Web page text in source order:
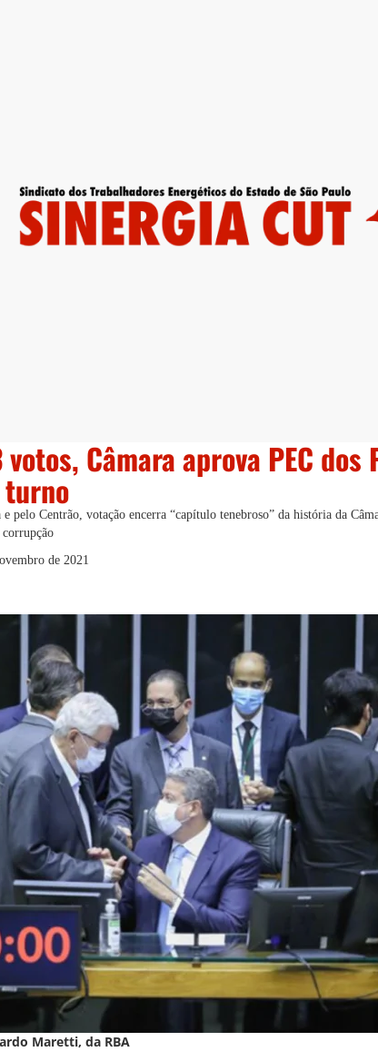
votos, Câmara aprova PEC
pelo Centrão, votação encerra “capítulo tenebroso” da história da
de 2021
Maretti, da RBA